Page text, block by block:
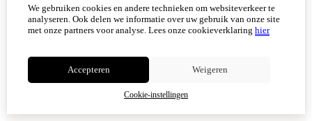
Contact
Retourneren
Sitemap
We gebruiken cookies en andere technieken om websiteverkeer te
analyseren. Ook delen we informatie over uw gebruik van onze site
met onze partners voor analyse. Lees onze cookieverklaring hier
Accepteren Weigeren
Cookie-instellingen